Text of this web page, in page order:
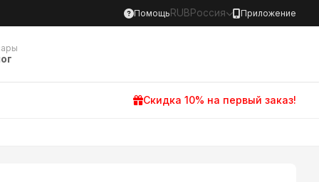
Помощь RUBРоссия Приложение
Скидка 10% на первый заказ!